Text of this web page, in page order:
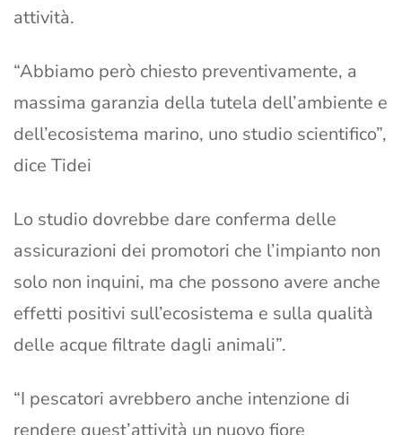
attività.
“Abbiamo però chiesto preventivamente, a
massima garanzia della tutela dell’ambiente e
dell’ecosistema marino, uno studio scientifico”,
dice Tidei
Lo studio dovrebbe dare conferma delle
assicurazioni dei promotori che l’impianto non
solo non inquini, ma che possono avere anche
effetti positivi sull’ecosistema e sulla qualità
delle acque filtrate dagli animali”.
“I pescatori avrebbero anche intenzione di